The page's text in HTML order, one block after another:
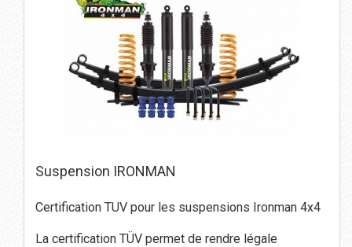
Suspension IRONMAN
Certification TUV pour les suspensions Ironman 4x4
La certification TÜV permet de rendre légale